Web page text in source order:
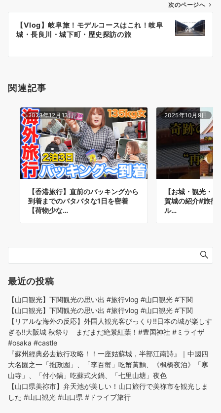
ン
次のページへ
【Vlog】岐阜旅！モデルコースはこれ！岐阜
城・長良川・城下町・歴史探訪の旅
関連記事
2023年12月13日
【香港旅行】直前のパッキングから
到着までのバタバタな1日を密着
【荷物少な…
2025年10月9日
【お城・観光・
賀城の紹介#旅行
ル…
最近の投稿
【山口観光】下関観光の思い出 #旅行vlog #山口観光 #下関
【山口観光】下関観光の思い出 #旅行vlog #山口観光 #下関
【リアルな海外の反応】外国人観光客びっくり!!日本の城が楽しす
ぎる!!大阪城 秋祭り まだまだ絶景紅葉！#豊国神社 #ミライザ
#osaka #castle
『蘇州經典必去旅行攻略！！一座姑蘇城，半部江南詩』｜中國四
大名園之一「拙政園」、「李百蟹」吃蟹黃麵、《楓橋夜泊》「寒
山寺」、「付小鍋」吃蘇式火鍋、「七里山塘」夜色
【山口県美祢市】弁天池が美しい！山口旅行で美祢市を観光しま
した #山口観光 #山口県 #ドライブ旅行